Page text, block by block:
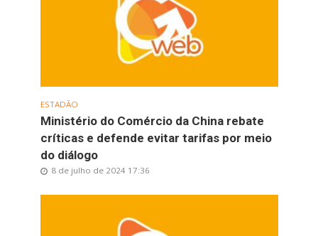
ESTADÃO
Ministério do Comércio da China rebate
críticas e defende evitar tarifas por meio
do diálogo
8 de julho de 2024 17:36